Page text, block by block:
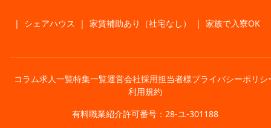
| シェアハウス | 家賃補助あり（社宅なし） | 家族で入寮OK
コラム求人一覧特集一覧運営会社採用担当者様プライバシーポリシ
利用規約
有料職業紹介許可番号：28-ユ-301188